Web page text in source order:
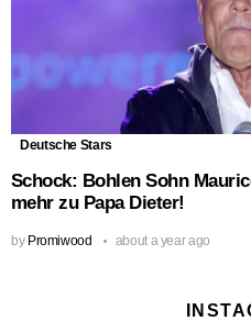
Deutsche Stars
Schock: Bohlen Sohn
mehr zu Papa Dieter!
by Promiwood about a year ago